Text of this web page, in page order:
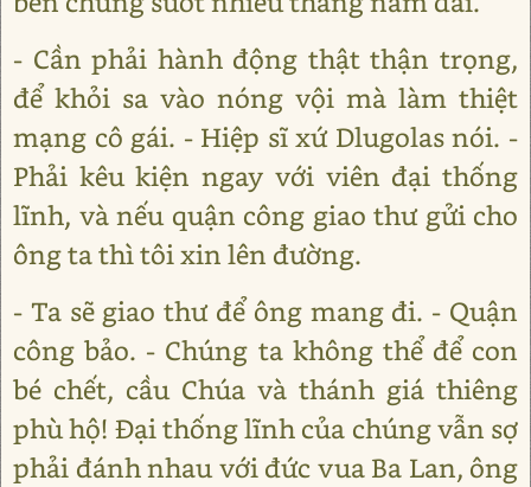
- Cần phải hành động thật thận trọng,
để khỏi sa vào nóng vội mà làm thiệt
mạng cô gái. - Hiệp sĩ xứ Dlugolas nói. -
Phải kêu kiện ngay với viên đại thống
lĩnh, và nếu quận công giao thư gửi cho
ông ta thì tôi xin lên đường.
- Ta sẽ giao thư để ông mang đi. - Quận
công bảo. - Chúng ta không thể để con
bé chết, cầu Chúa và thánh giá thiêng
phù hộ! Đại thống lĩnh của chúng vẫn sợ
phải đánh nhau với đức vua Ba Lan, ông